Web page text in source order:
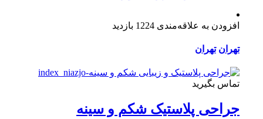
افزودن به علاقه‌مندی 1224 بازدید
تهران تهران
تماس بگیرید
جراحی پلاستیک شکم و سینه